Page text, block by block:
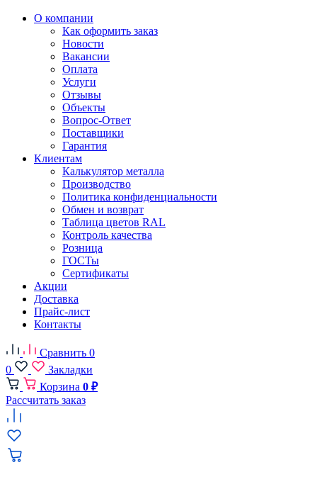
О компании
Как оформить заказ
Новости
Вакансии
Оплата
Услуги
Отзывы
Объекты
Вопрос-Ответ
Поставщики
Гарантия
Клиентам
Калькулятор металла
Производство
Политика конфиденциальности
Обмен и возврат
Таблица цветов RAL
Контроль качества
Розница
ГОСТы
Сертификаты
Акции
Доставка
Прайс-лист
Контакты
Сравнить 0
0
Закладки
Корзина 0 ₽
Рассчитать заказ